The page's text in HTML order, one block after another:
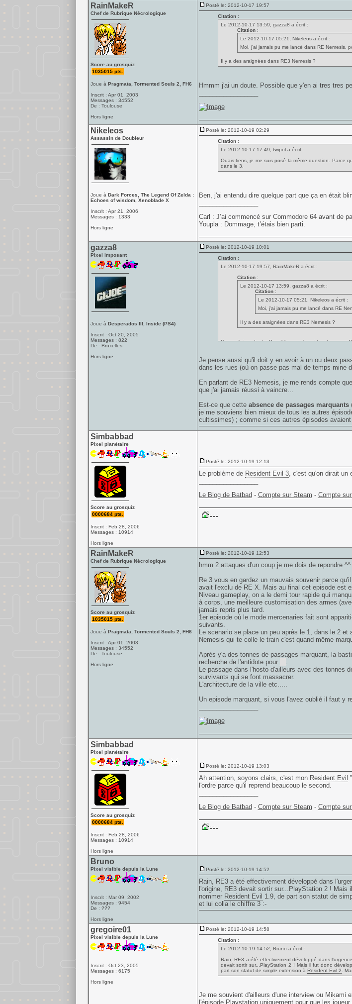
RainMakeR
Chef de Rubrique Nécrologique
Score au grosquiz
1035015 pts.
Joue à Pragmata, Tormented Souls 2, FH6
Inscrit : Apr 01, 2003
Messages : 34552
De : Toulouse
Hors ligne
Posté le: 2012-10-17 19:57
Citation:
Le 2012-10-17 13:59, gazza8 a écrit :
Citation :
Le 2012-10-17 05:21, Nikeleos a écrit :
Moi, j'ai jamais pu me lancé dans RE Nemesis,
Il y a des araignées dans RE3 Nemesis ?
Hmmm j'ai un doute. Possible que y'en ai tres tres
Nikeleos
Assassin de Doubleur
Joue à Dark Forces, The Legend Of Zelda :
Echoes of wisdom, Xenoblade X
Inscrit : Apr 21, 2006
Messages : 1333
Hors ligne
Posté le: 2012-10-19 02:29
Citation:
Le 2012-10-17 17:49, twipol a écrit :
Ouais tiens, je me suis posé la même question. Parce
dans le 3.
Ben, j'ai entendu dire quelque part que ça en était
Carl : J’ai commencé sur Commodore 64 avant de
Youpla : Dommage, t’étais bien parti.
gazza8
Pixel imposant
Joue à Desperados III, Inside (PS4)
Inscrit : Oct 20, 2005
Messages : 822
De : Bruxelles
Hors ligne
Posté le: 2012-10-19 10:01
Citation:
Le 2012-10-17 19:57, RainMakeR a écrit :
Citation :
Le 2012-10-17 13:59, gazza8 a écrit :
Citation :
Le 2012-10-17 05:21, Nikeleos a écrit :
Moi, j'ai jamais pu me lancé dans RE
Il y a des araignées dans RE3 Nemesis ?
Hmmm j'ai un doute. Possible que y'en ai tres tres peu.
Je pense aussi qu'il doit y en avoir à un ou deux
dans les rues (où on passe pas mal de temps mine
En parlant de RE3 Nemesis, je me rends compte que
que j'ai jamais réussi à vaincre...
Est-ce que cette absence de passages marquants
je me souviens bien mieux de tous les autres
cultissimes) ; comme si ces autres épisodes
Simbabbad
Pixel planétaire
Score au grosquiz
0000684 pts.
Inscrit : Feb 28, 2006
Messages : 10914
Hors ligne
Posté le: 2012-10-19 12:13
Le problème de Resident Evil 3, c'est qu'on dirait un
Le Blog de Batbad - Compte sur Steam - Compte
RainMakeR
Chef de Rubrique Nécrologique
Score au grosquiz
1035015 pts.
Joue à Pragmata, Tormented Souls 2, FH6
Inscrit : Apr 01, 2003
Messages : 34552
De : Toulouse
Hors ligne
Posté le: 2012-10-19 12:53
hmm 2 attaques d'un coup je me dois de repondre ^^
Re 3 vous en gardez un mauvais souvenir parce
avait l'exclu de RE X. Mais au final cet episode est
Niveau gameplay, on a le demi tour rapide qui
à corps, une meilleure customisation des armes
jamais repris plus tard.
1er episode où le mode mercenaries fait sont
suivants.
Le scenario se place un peu après le 1, dans le 2
Nemesis qui te colle le train c'est quand même
Après y'a des tonnes de passages marquant, la
recherche de l'antidote pour
.
Le passage dans l'hosto d'ailleurs avec des tonnes
survivants qui se font massacrer.
L'architecture de la ville etc.....
Un episode marquant, si vous l'avez oublié il faut y
Simbabbad
Pixel planétaire
Score au grosquiz
0000684 pts.
Inscrit : Feb 28, 2006
Messages : 10914
Hors ligne
Posté le: 2012-10-19 13:03
Ah attention, soyons clairs, c'est mon Resident Evil
l'ordre parce qu'il reprend beaucoup le second.
Le Blog de Batbad - Compte sur Steam - Compte
Bruno
Pixel visible depuis la Lune
Inscrit : Mar 09, 2002
Messages : 9454
De : ???
Hors ligne
Posté le: 2012-10-19 14:52
Rain, RE3 a été effectivement développé dans
l'origine, RE3 devait sortir sur...PlayStation 2 !
nommer Resident Evil 1.9, de part son statut de
et lui colla le chiffre 3 :-
gregoire01
Pixel visible depuis la Lune
Inscrit : Oct 23, 2005
Messages : 6175
Hors ligne
Posté le: 2012-10-19 14:58
Citation:
Le 2012-10-19 14:52, Bruno a écrit :
Rain, RE3 a été effectivement développé dans
devait sortir sur...PlayStation 2 ! Mais il fut donc
part son statut de simple extension à Resident Evil 2 .
Je me souvient d'ailleurs d'une interview ou Mikami
l'épisode Playstation uniquement pour que les